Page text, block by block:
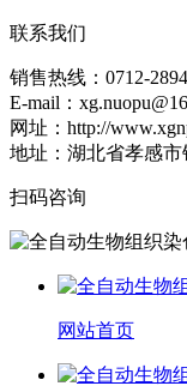
联系我们
销售热线：0712-
E-mail：
网址：http://
地址：湖北省孝感
扫码咨询
网站首页